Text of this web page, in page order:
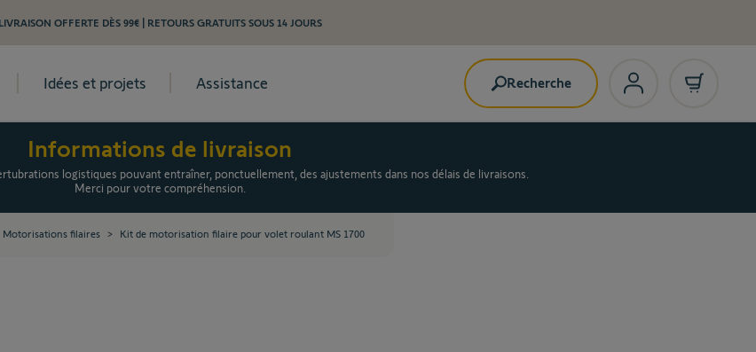
LIVRAISON OFFERTE DÈS 99€ | RETOURS GRATUITS SOUS 14 JOURS
Idées et projets Assistance Recherche
Informations de livraison
logistiques pouvant entraîner, ponctuellement, des ajustements dans nos délais de livraisons.
Merci pour votre compréhension.
Motorisations filaires > Kit de motorisation filaire pour volet roulant MS 1700